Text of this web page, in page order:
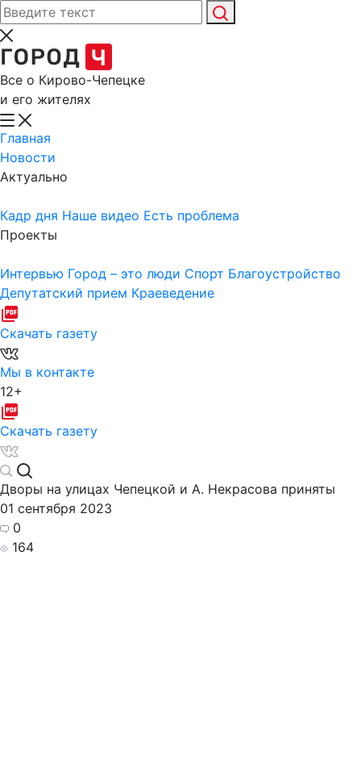
Все о Кирово-Чепецке
и его жителях
Главная
Новости
Актуально
Кадр дня Наше видео Есть проблема
Проекты
Интервью Город – это люди Спорт Благоустройство
Депутатский прием Краеведение
Скачать газету
Мы в контакте
12+
Скачать газету
Дворы на улицах Чепецкой и А. Некрасова приняты
01 сентября 2023
0
164